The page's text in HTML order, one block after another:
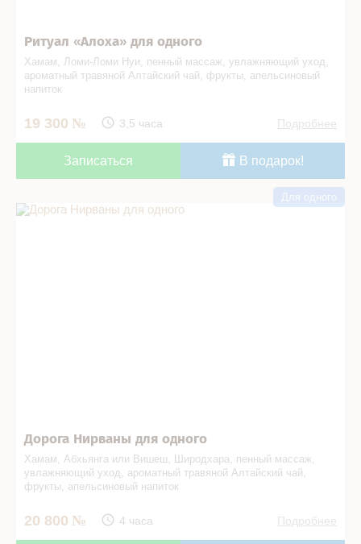
Ритуал «Алоха» для одного
Хамам, Ломи-Ломи Нуи, пенный массаж, увлажняющий уход,
ароматный травяной Алтайский чай, фрукты, апельсиновый
напиток
19 300 3,5 часа Подробнее
Записаться В подарок!
Дорога Нирваны для одного в СПА салоне
Дорога Нирваны для одного
Хамам, Абхьянга или Вишеш, Широдхара, пенный массаж,
увлажняющий уход, ароматный травяной Алтайский чай,
фрукты, апельсиновый напиток
20 800 4 часа Подробнее
Для одного